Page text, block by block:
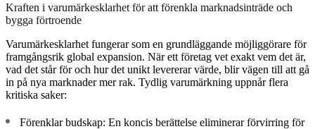
Kraften i varumärkesklarhet för att förenkla marknadsinträde och
bygga förtroende
Varumärkesklarhet fungerar som en grundläggande möjliggörare för
framgångsrik global expansion. När ett företag vet exakt vem det är,
vad det står för och hur det unikt levererar värde, blir vägen till att gå
in på nya marknader mer rak. Tydlig varumärkning uppnår flera
kritiska saker:
Förenklar budskap: En koncis berättelse eliminerar förvirring för